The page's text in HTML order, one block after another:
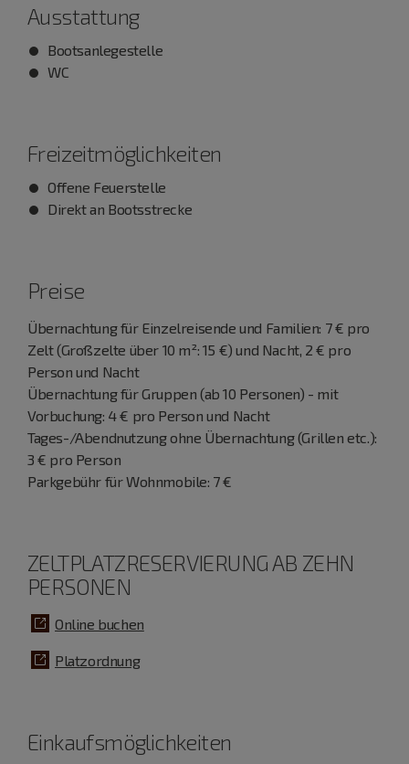
Ausstattung
Bootsanlegestelle
WC
Freizeitmöglichkeiten
Offene Feuerstelle
Direkt an Bootsstrecke
Preise
Übernachtung für Einzelreisende und Familien: 7 € pro
Zelt (Großzelte über 10 m²: 15 €) und Nacht, 2 € pro
Person und Nacht
Übernachtung für Gruppen (ab 10 Personen) - mit
Vorbuchung: 4 € pro Person und Nacht
Tages-/Abendnutzung ohne Übernachtung (Grillen etc.):
3 € pro Person
Parkgebühr für Wohnmobile: 7 €
ZELTPLATZRESERVIERUNG AB ZEHN
PERSONEN
Online buchen
Platzordnung
Einkaufsmöglichkeiten